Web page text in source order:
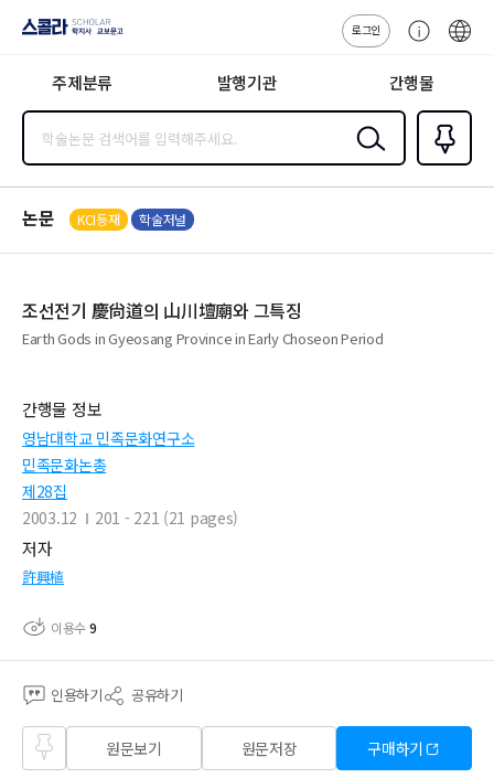
지사·교보문고
로그인
센
주제분류 발행기관 간행물
검색
즐겨찾
기0
논문 KCI등재 학술저널
조선전기 慶尙道의 山川壇廟와 그특징
Earth Gods in Gyeosang Province in Early Choseon Period
간행물 정보
영남대학교 민족문화연구소
민족문화논총
제28집
2003.12
201 - 221 (21 pages)
저자
許興植
이용수9
인용하기 공유하기
즐겨
원문보기 원문저장 구매하기